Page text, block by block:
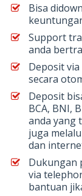
Bisa
Support
anda
Deposit
secara
Deposit
BCA, BNI,
anda yang
juga
dan
Dukungan
via
bantuan